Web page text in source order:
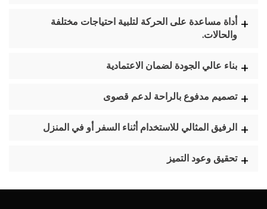
أداة مساعدة على الحركة لتلبية احتياجات مختلفة
والحالات.
بناء عالي الجودة لضمان الاعتمادية
تصميم مدفوع بالراحة لدعم قصوى
الرفيق المثالي للاستخدام أثناء السفر أو في المنزل
تحقيق وعود التميز